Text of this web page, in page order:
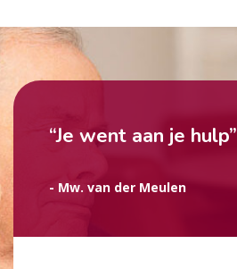
“Je went aan je hulp”
- Mw. van der Meulen